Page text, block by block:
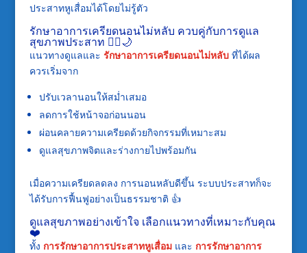
ประสาทหูเสื่อมได้โดยไม่รู้ตัว
รักษาอาการเครียดนอนไม่หลับ ควบคู่กับการดูแล
สุขภาพประสาท 💆‍♂️🌙
แนวทางดูแลและ รักษาอาการเครียดนอนไม่หลับ ที่ได้ผล
ควรเริ่มจาก
ปรับเวลานอนให้สม่ำเสมอ
ลดการใช้หน้าจอก่อนนอน
ผ่อนคลายความเครียดด้วยกิจกรรมที่เหมาะสม
ดูแลสุขภาพจิตและร่างกายไปพร้อมกัน
เมื่อความเครียดลดลง การนอนหลับดีขึ้น ระบบประสาทก็จะ
ได้รับการฟื้นฟูอย่างเป็นธรรมชาติ 👍
ดูแลสุขภาพอย่างเข้าใจ เลือกแนวทางที่เหมาะกับคุณ
❤️
ทั้ง การรักษาอาการประสาทหูเสื่อมและ การรักษาอาการ